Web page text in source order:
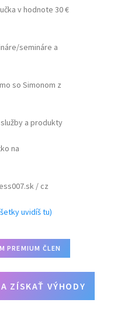
v hodnote 30 €
semináre a
so Simonom z
a produkty
na
/ cz
uvidíš tu)
PREMIUM ČLEN
ZÍSKAŤ VÝHODY